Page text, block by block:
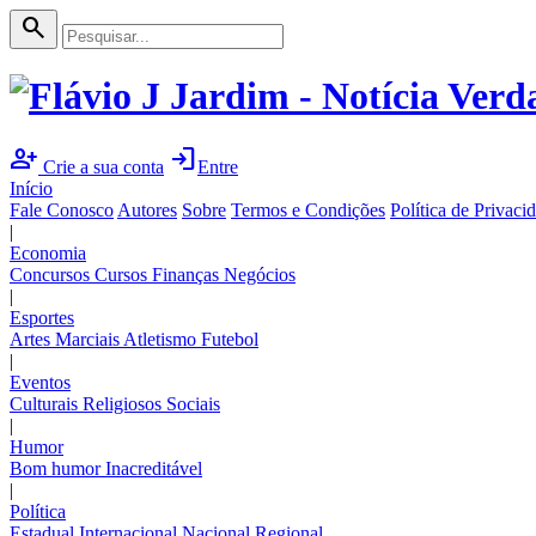
search
person_add Crie a sua conta loginEntre
Início
Fale Conosco Autores Sobre Termos e Condições Política de
|
Economia
Concursos Cursos Finanças Negócios
|
Esportes
Artes Marciais Atletismo Futebol
|
Eventos
Culturais Religiosos Sociais
|
Humor
Bom humorInacreditável
|
Política